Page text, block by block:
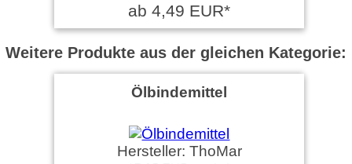
ab 4,49 EUR*
Weitere Produkte aus der gleichen Kategorie:
Ölbindemittel
Hersteller: ThoMar